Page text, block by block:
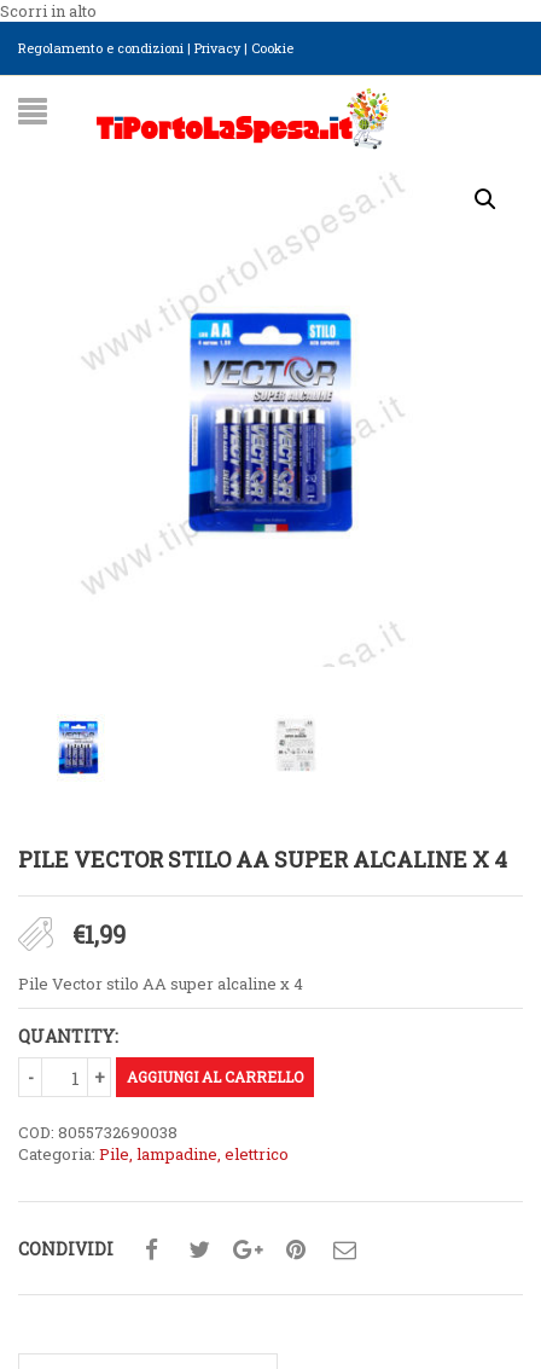
Scorri in alto
Regolamento e condizioni | Privacy| Cookie
PILE VECTOR STILO AA SUPER ALCALINE X 4
€1,99
Pile Vector stilo AA super alcaline x 4
QUANTITY:
AGGIUNGI AL CARRELLO
COD: 8055732690038
Categoria: Pile, lampadine, elettrico
CONDIVIDI